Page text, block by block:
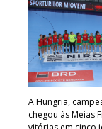
A Hungria,
chegou às Meias